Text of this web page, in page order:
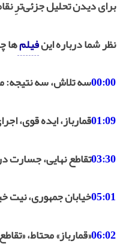
برای دیدن تحلیل جزئی‌ترِ
نظر شما درباره اینفیلم‌ها
00:00سه تلاش، سه نتیجه:
01:09قمارباز، ایده قوی،
03:30تقاطع نهایی، جسارت
05:01خیابان جمهوری، نیت
06:02«قمارباز» محتاط،